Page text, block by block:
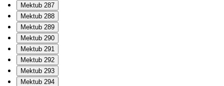
Mektub 287
Mektub 288
Mektub 289
Mektub 290
Mektub 291
Mektub 292
Mektub 293
Mektub 294